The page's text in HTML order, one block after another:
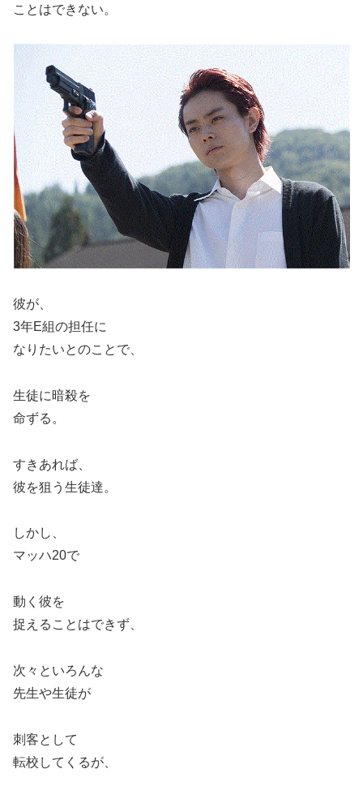
ことはできない。
彼が、
3年E組の担任に
なりたいとのことで、
生徒に暗殺を
命ずる。
すきあれば、
彼を狙う生徒達。
しかし、
マッハ20で
動く彼を
捉えることはできず、
次々といろんな
先生や生徒が
刺客として
転校してくるが、